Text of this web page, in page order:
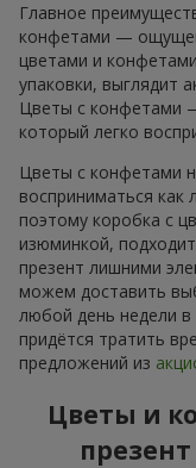
Главное
конфетами —
цветами и
упаковки, выглядит
Цветы с конфетами
который легко
Цветы с конфетами
восприниматься как
поэтому коробка с
изюминкой,
презент лишними
можем доставить
любой день недели
придётся тратить
предложений из
Цветы и